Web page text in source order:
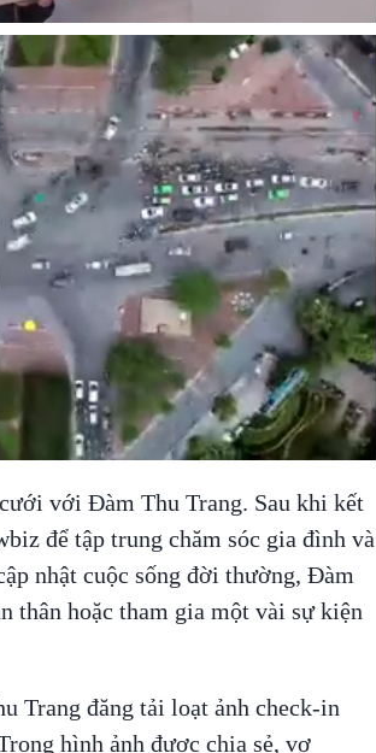
với Đàm Thu Trang. Sau khi kết
để tập trung chăm sóc gia đình và
nhật cuộc sống đời thường, Đàm
thân hoặc tham gia một vài sự kiện
Trang đăng tải loạt ảnh check-in
hình ảnh được chia sẻ, vợ